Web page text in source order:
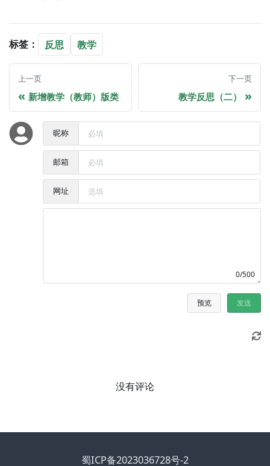
标签： 反思 教学
上一页
新增教学（教师）版类
下一页
教学反思（二）
昵称
邮箱
网址
0/500
预览 发送
没有评论
蜀ICP备2023036728号-2